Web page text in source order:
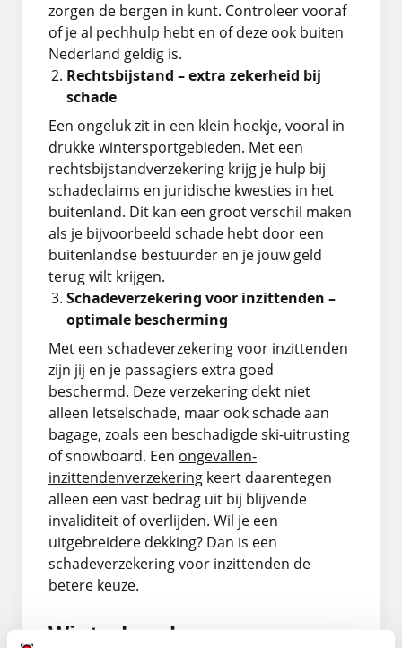
zorgen de bergen in kunt. Controleer vooraf
of je al pechhulp hebt en of deze ook buiten
Nederland geldig is.
Rechtsbijstand – extra zekerheid bij
schade
Een ongeluk zit in een klein hoekje, vooral in
drukke wintersportgebieden. Met een
rechtsbijstandverzekering krijg je hulp bij
schadeclaims en juridische kwesties in het
buitenland. Dit kan een groot verschil maken
als je bijvoorbeeld schade hebt door een
buitenlandse bestuurder en je jouw geld
terug wilt krijgen.
Schadeverzekering voor inzittenden –
optimale bescherming
Met een schadeverzekering voor inzittenden
zijn jij en je passagiers extra goed
beschermd. Deze verzekering dekt niet
alleen letselschade, maar ook schade aan
bagage, zoals een beschadigde ski-uitrusting
of snowboard. Een ongevallen-
inzittendenverzekering keert daarentegen
alleen een vast bedrag uit bij blijvende
invaliditeit of overlijden. Wil je een
uitgebreidere dekking? Dan is een
schadeverzekering voor inzittenden de
betere keuze.
Winterbanden en